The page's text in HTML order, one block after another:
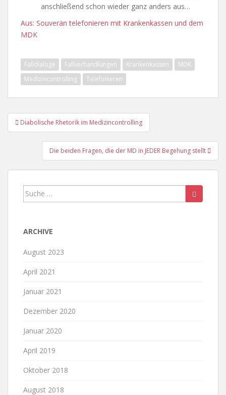
anschließend schon wieder ganz anders aus…
Aus: Souverän telefonieren mit Krankenkassen und dem
MDK
Falldialoge Fallverhandlungen Krankenkassen
MDK
Medizincontrolling
Telefonieren
Beitragsnavigation
Diabolische Rhetorik im Medizincontrolling
Die beiden Fragen, die der MD in JEDER Begehung stellt
Suche
nach:
ARCHIVE
August 2023
April 2021
Januar 2021
Dezember 2020
Januar 2020
April 2019
Oktober 2018
August 2018